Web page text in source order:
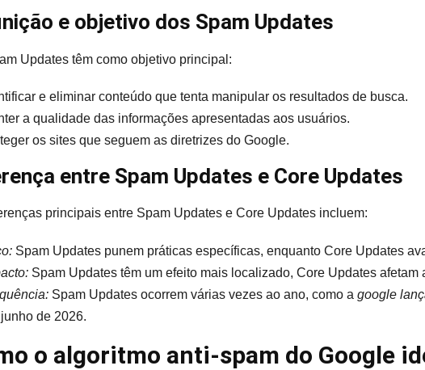
e objetivo dos Spam Updates
Updates têm como objetivo principal:
e eliminar conteúdo que tenta manipular os resultados de busca.
a qualidade das informações apresentadas aos usuários.
os sites que seguem as diretrizes do Google.
entre Spam Updates e Core Updates
principais entre Spam Updates e Core Updates incluem:
Spam Updates punem práticas específicas, enquanto Core Updates
Spam Updates têm um efeito mais localizado, Core Updates afetam
Spam Updates ocorrem várias vezes ao ano, como a google
de 2026.
o algoritmo anti-spam do Google